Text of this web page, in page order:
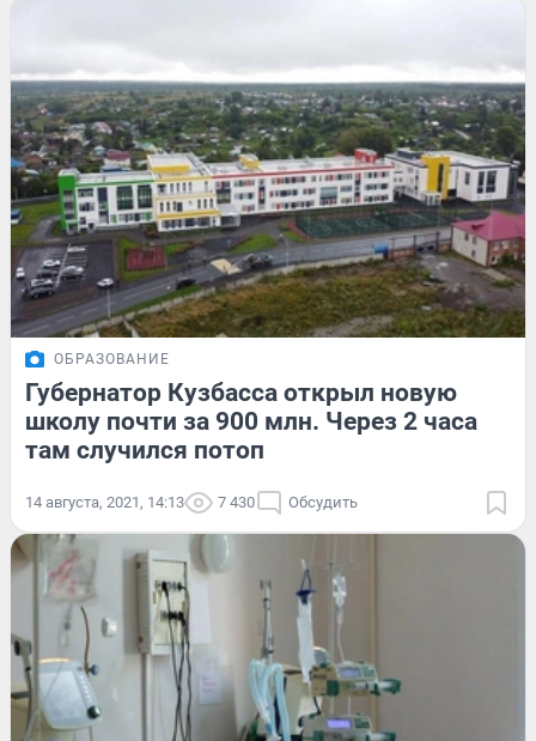
ОБРАЗОВАНИЕ
Губернатор Кузбасса открыл новую
школу почти за 900 млн. Через 2 часа
там случился потоп
14 августа, 2021, 14:13 7 430 Обсудить